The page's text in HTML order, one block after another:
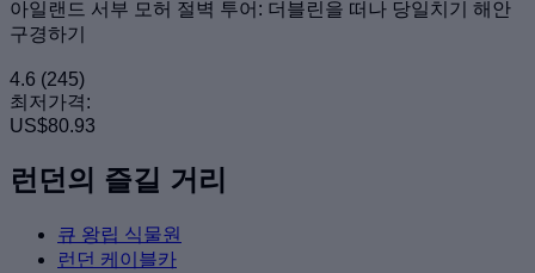
아일랜드 서부 모허 절벽 투어: 더블린을 떠나 당일치기 해안
구경하기
4.6 (245)
최저가격:
US$80.93
런던의 즐길 거리
큐 왕립 식물원
런던 케이블카